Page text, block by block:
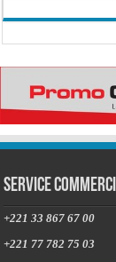
Service
+221 33 867 67 00
+221 77 782 75 03